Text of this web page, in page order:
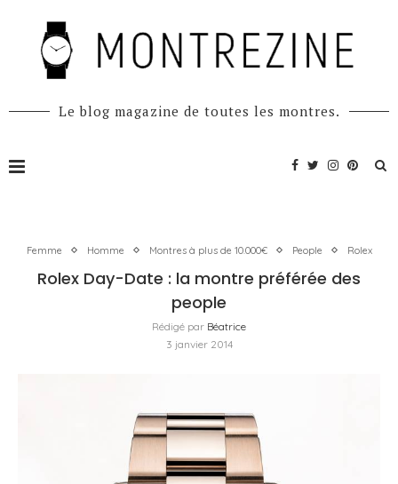
Le blog magazine de toutes les montres.
Femme Homme Montres à plus de 10.000€ People Rolex
Rolex Day-Date : la montre préférée des
people
Rédigé par Béatrice
3 janvier 2014